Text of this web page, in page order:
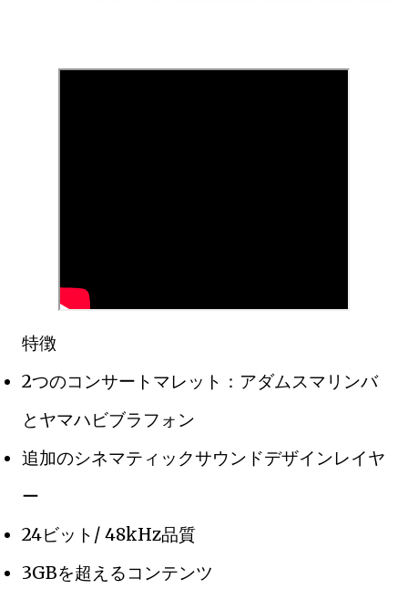
特徴
2つのコンサートマレット：アダムスマリンバ
とヤマハビブラフォン
追加のシネマティックサウンドデザインレイヤ
ー
24ビット/ 48kHz品質
3GBを超えるコンテンツ